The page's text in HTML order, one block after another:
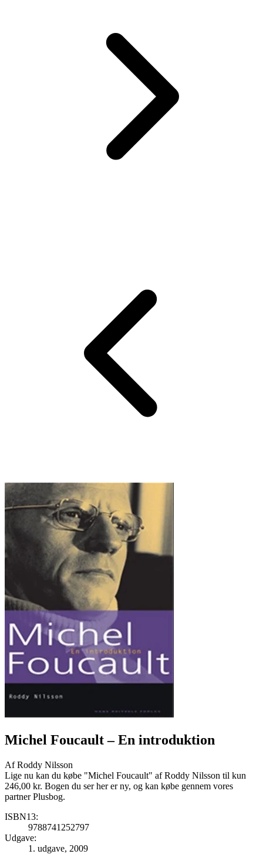
Michel Foucault– En introduktion
AfRoddy Nilsson
Lige nu kan du købe "Michel Foucault" af Roddy Nilsson til kun
246,00 kr. Bogen du ser her er ny, og kan købe gennem vores
partner Plusbog.
ISBN13:
9788741252797
Udgave:
1. udgave, 2009